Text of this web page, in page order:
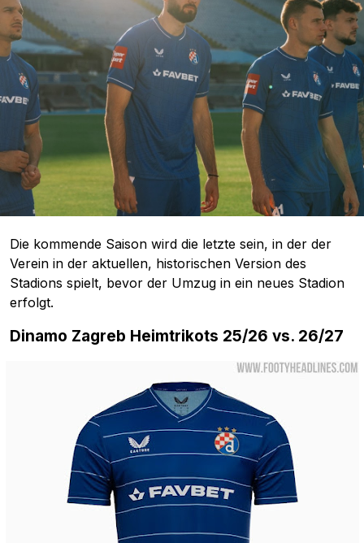
Die kommende Saison wird die letzte sein, in der der
Verein in der aktuellen, historischen Version des
Stadions spielt, bevor der Umzug in ein neues Stadion
erfolgt.
Dinamo Zagreb Heimtrikots 25/26 vs. 26/27